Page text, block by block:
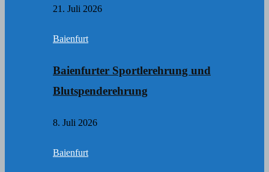
21. Juli 2026
Baienfurt
Baienfurter Sportlerehrung und
Blutspenderehrung
8. Juli 2026
Baienfurt